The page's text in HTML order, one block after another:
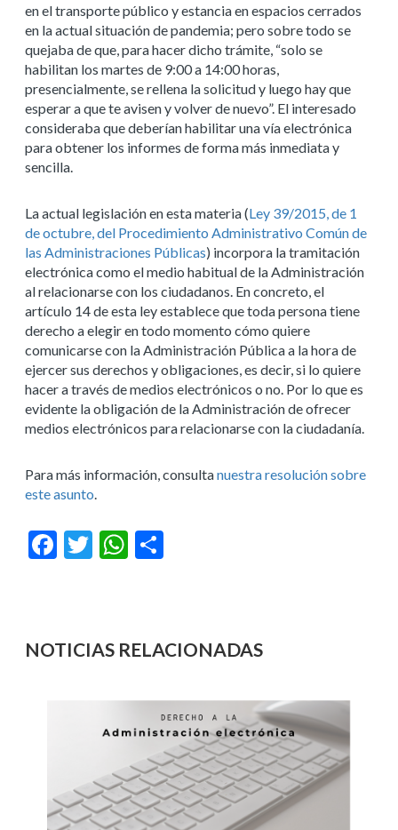
en el transporte público y estancia en espacios cerrados
en la actual situación de pandemia; pero sobre todo se
quejaba de que, para hacer dicho trámite, “solo se
habilitan los martes de 9:00 a 14:00 horas,
presencialmente, se rellena la solicitud y luego hay que
esperar a que te avisen y volver de nuevo”. El interesado
consideraba que deberían habilitar una vía electrónica
para obtener los informes de forma más inmediata y
sencilla.
La actual legislación en esta materia (Ley 39/2015, de 1
de octubre, del Procedimiento Administrativo Común de
las Administraciones Públicas) incorpora la tramitación
electrónica como el medio habitual de la Administración
al relacionarse con los ciudadanos. En concreto, el
artículo 14 de esta ley establece que toda persona tiene
derecho a elegir en todo momento cómo quiere
comunicarse con la Administración Pública a la hora de
ejercer sus derechos y obligaciones, es decir, si lo quiere
hacer a través de medios electrónicos o no. Por lo que es
evidente la obligación de la Administración de ofrecer
medios electrónicos para relacionarse con la ciudadanía.
Para más información, consultanuestra resolución sobre
este asunto
Facebook
Twitter WhatsApp
NOTICIAS RELACIONADAS